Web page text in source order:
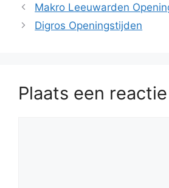
Makro Leeuwarden
Digros Openingstijden
Plaats een reactie